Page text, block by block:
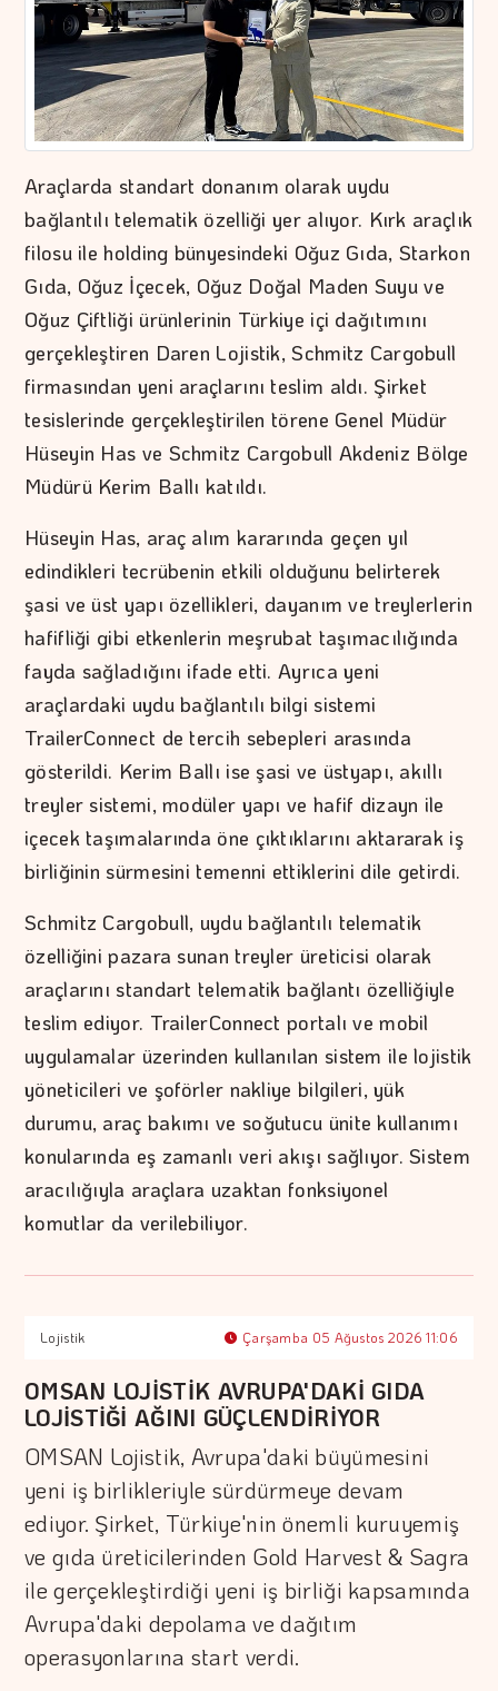
Araçlarda standart donanım olarak uydu
bağlantılı telematik özelliği yer alıyor. Kırk araçlık
filosu ile holding bünyesindeki Oğuz Gıda, Starkon
Gıda, Oğuz İçecek, Oğuz Doğal Maden Suyu ve
Oğuz Çiftliği ürünlerinin Türkiye içi dağıtımını
gerçekleştiren Daren Lojistik, Schmitz Cargobull
firmasından yeni araçlarını teslim aldı. Şirket
tesislerinde gerçekleştirilen törene Genel Müdür
Hüseyin Has ve Schmitz Cargobull Akdeniz Bölge
Müdürü Kerim Ballı katıldı.
Hüseyin Has, araç alım kararında geçen yıl
edindikleri tecrübenin etkili olduğunu belirterek
şasi ve üst yapı özellikleri, dayanım ve treylerlerin
hafifliği gibi etkenlerin meşrubat taşımacılığında
fayda sağladığını ifade etti. Ayrıca yeni
araçlardaki uydu bağlantılı bilgi sistemi
TrailerConnect de tercih sebepleri arasında
gösterildi. Kerim Ballı ise şasi ve üstyapı, akıllı
treyler sistemi, modüler yapı ve hafif dizayn ile
içecek taşımalarında öne çıktıklarını aktararak iş
birliğinin sürmesini temenni ettiklerini dile getirdi.
Schmitz Cargobull, uydu bağlantılı telematik
özelliğini pazara sunan treyler üreticisi olarak
araçlarını standart telematik bağlantı özelliğiyle
teslim ediyor. TrailerConnect portalı ve mobil
uygulamalar üzerinden kullanılan sistem ile lojistik
yöneticileri ve şoförler nakliye bilgileri, yük
durumu, araç bakımı ve soğutucu ünite kullanımı
konularında eş zamanlı veri akışı sağlıyor. Sistem
aracılığıyla araçlara uzaktan fonksiyonel
komutlar da verilebiliyor.
Lojistik Çarşamba 05 Ağustos 2026 11:06
OMSAN LOJİSTİK AVRUPA'DAKİ GIDA
LOJİSTİĞİ AĞINI GÜÇLENDİRİYOR
OMSAN Lojistik, Avrupa'daki büyümesini
yeni iş birlikleriyle sürdürmeye devam
ediyor. Şirket, Türkiye'nin önemli kuruyemiş
ve gıda üreticilerinden Gold Harvest & Sagra
ile gerçekleştirdiği yeni iş birliği kapsamında
Avrupa'daki depolama ve dağıtım
operasyonlarına start verdi.